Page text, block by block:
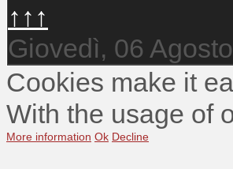
↑↑↑
Giovedì, 06
Cookies make it
With the usage of
More information Ok Decline